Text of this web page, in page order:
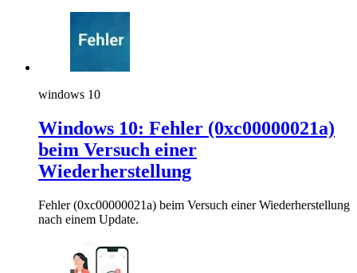
windows 10
Windows 10: Fehler (0xc00000021a)
beim Versuch einer
Wiederherstellung
Fehler (0xc00000021a) beim Versuch einer Wiederherstellung
nach einem Update.